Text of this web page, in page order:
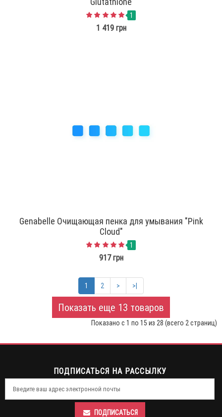
1
1 419 грн
Genabelle Очищающая пенка для умывания "Pink
Cloud"
1
917 грн
1 2 > >|
Показать еще 13 товаров
Показано с 1 по 15 из 28 (всего 2 страниц)
ПОДПИСАТЬСЯ НА РАССЫЛКУ
ПОДПИСАТЬСЯ